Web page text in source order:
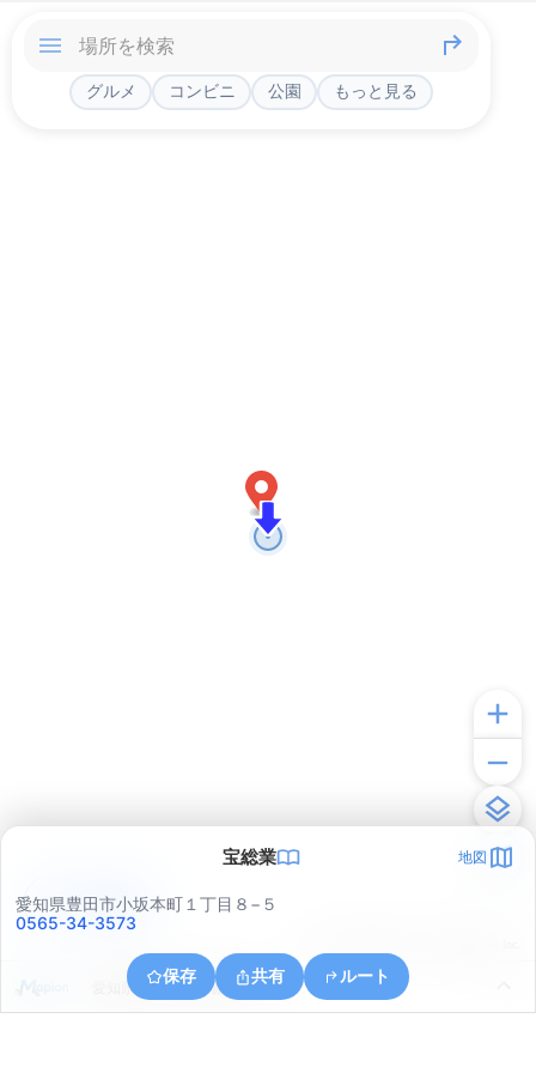
グルメ コンビニ 公園 もっと見る
宝総業 地図
愛知県豊田市小坂本町１丁目８−５
0565-34-3573
保存 共有 ルート
愛知県豊田市下市場町５丁目
アプリで見る